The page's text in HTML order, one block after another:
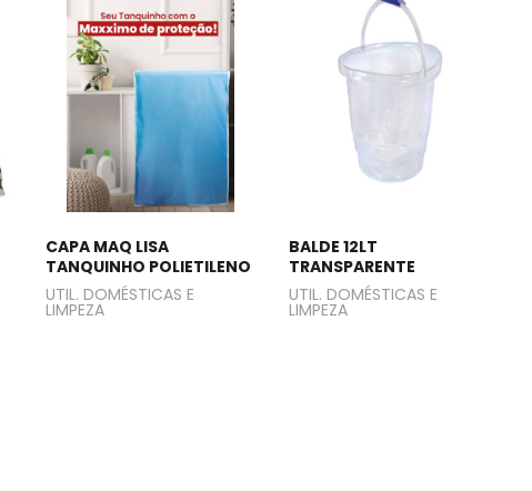
CAPA MAQ LISA
TANQUINHO POLIETILENO
UTIL. DOMÉSTICAS E
LIMPEZA
BALDE 12LT
TRANSPARENTE
UTIL. DOMÉSTICAS E
LIMPEZA